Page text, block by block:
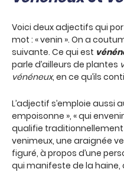
Voici deux adjectifs qui
mot : « venin ». On a
suivante. Ce qui est
parle d’ailleurs de plantes
vénéneux, en ce qu’ils
L’adjectif s’emploie aussi
empoisonne », « qui
qualifie
venimeux, une araignée
figuré, à propos d’une
qui manifeste de la